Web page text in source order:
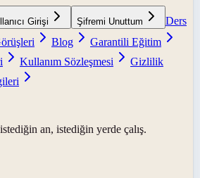
Girişi Şifremi Unuttum
Ders
Blog
Garantili Eğitim
Kullanım Sözleşmesi
Gizlilik
an, istediğin yerde çalış.